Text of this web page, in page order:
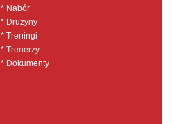
* Nabór
* Drużyny
* Treningi
* Trenerzy
* Dokumenty